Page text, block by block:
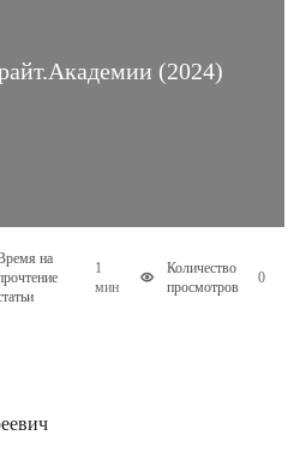
(2024)
на
1
мин
Количество
просмотров
0